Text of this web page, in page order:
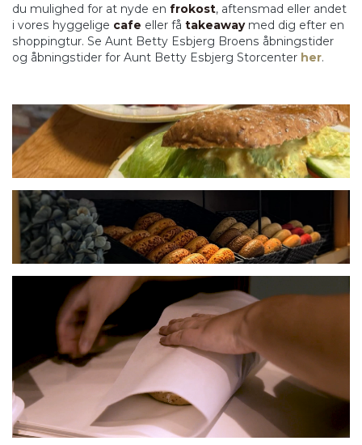
du mulighed for at nyde en frokost, aftensmad eller andet
i vores hyggelige cafe eller få takeawaymed dig efter en
shoppingtur. Se Aunt Betty Esbjerg Broens åbningstider
og åbningstider for Aunt Betty Esbjerg Storcenter her.